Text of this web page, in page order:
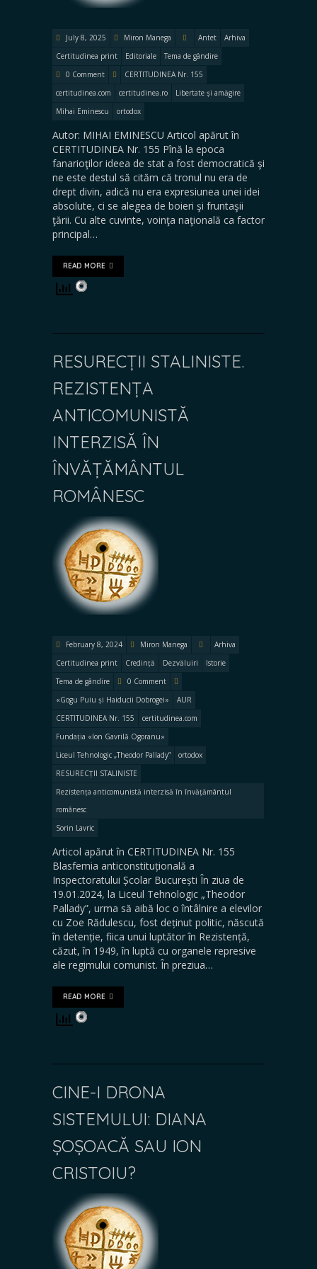
July 8, 2025 Miron Manega Antet
Arhiva
Certitudinea print
Editoriale
Tema de gândire
0 Comment
CERTITUDINEA Nr. 155
certitudinea.com
certitudinea.ro
Libertate și amăgire
Mihai Eminescu
ortodox
Autor: MIHAI EMINESCU Articol apărut în
CERTITUDINEA Nr. 155 Pînă la epoca
fanarioţilor ideea de stat a fost democratică şi
ne este destul să cităm că tronul nu era de
drept divin, adică nu era expresiunea unei idei
absolute, ci se alegea de boieri şi fruntaşii
ţării. Cu alte cuvinte, voinţa naţională ca factor
principal…
READ MORE
RESURECȚII STALINISTE.
REZISTENȚA
ANTICOMUNISTĂ
INTERZISĂ ÎN
ÎNVĂȚĂMÂNTUL
ROMÂNESC
February 8, 2024 Miron Manega
Arhiva
Certitudinea print
Credință Dezvăluiri
Istorie
Tema de gândire
0 Comment
«Gogu Puiu și Haiducii Dobrogei»
AUR
CERTITUDINEA Nr. 155
certitudinea.com
Fundația «Ion Gavrilă Ogoranu»
Liceul Tehnologic „Theodor Pallady”
ortodox
RESURECȚII STALINISTE
Rezistența anticomunistă interzisă în învățământul
românesc
Sorin Lavric
Articol apărut în CERTITUDINEA Nr. 155
Blasfemia anticonstituțională a
Inspectoratului Școlar București În ziua de
19.01.2024, la Liceul Tehnologic „Theodor
Pallady”, urma să aibă loc o întâlnire a elevilor
cu Zoe Rădulescu, fost deținut politic, născută
în detenție, fiica unui luptător în Rezistență,
căzut, în 1949, în luptă cu organele represive
ale regimului comunist. În preziua…
READ MORE
CINE-I DRONA
SISTEMULUI: DIANA
ȘOȘOACĂ SAU ION
CRISTOIU?